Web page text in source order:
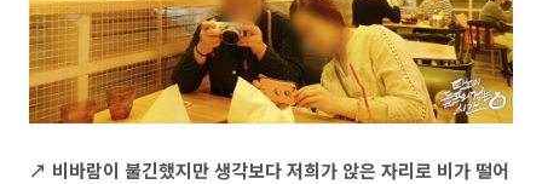
↗ 비바람이 불긴했지만 생각보다 저희가 앉은 자리로 비가 떨어